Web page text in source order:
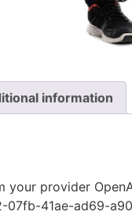
information
your provider
07fb-41ae-ad69-